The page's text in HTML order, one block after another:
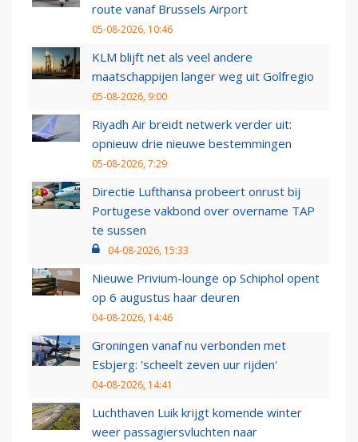
route vanaf Brussels Airport
05-08-2026, 10:46
KLM blijft net als veel andere
maatschappijen langer weg uit Golfregio
05-08-2026, 9:00
Riyadh Air breidt netwerk verder uit:
opnieuw drie nieuwe bestemmingen
05-08-2026, 7:29
Directie Lufthansa probeert onrust bij
Portugese vakbond over overname TAP
te sussen
04-08-2026, 15:33
Nieuwe Privium-lounge op Schiphol opent
op 6 augustus haar deuren
04-08-2026, 14:46
Groningen vanaf nu verbonden met
Esbjerg: 'scheelt zeven uur rijden'
04-08-2026, 14:41
Luchthaven Luik krijgt komende winter
weer passagiersvluchten naar